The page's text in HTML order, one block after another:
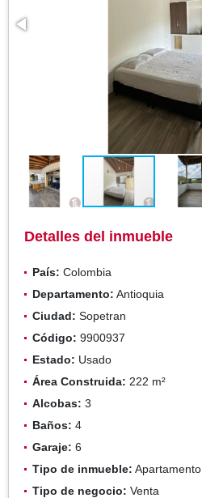
Detalles del inmueble
País: Colombia
Departamento: Antioquia
Ciudad: Sopetran
Código: 9900937
Estado: Usado
Área Construida: 222 m²
Alcobas: 3
Baños: 4
Garaje: 6
Tipo de inmueble: Apartamento
Tipo de negocio: Venta